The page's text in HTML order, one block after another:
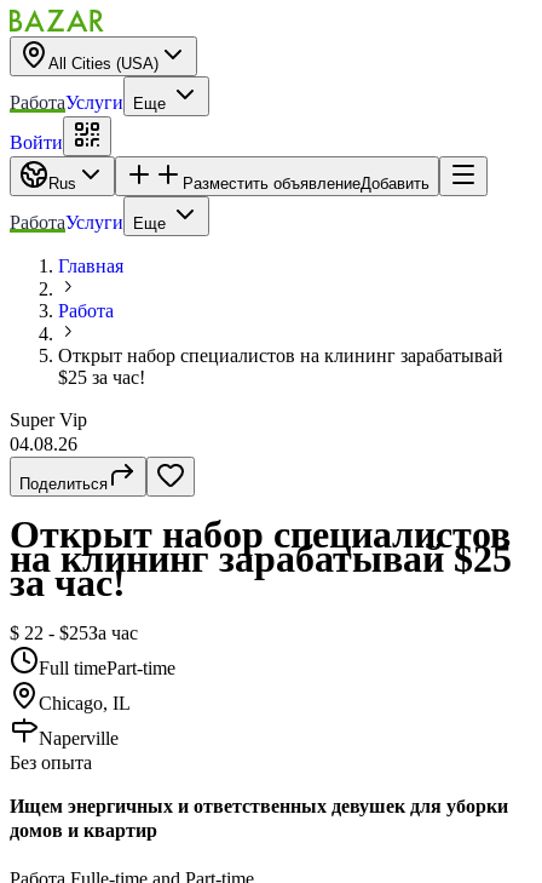
All Cities (USA)
РаботаУслуги Еще
Войти
Rus Разместить объявлениеДобавить
РаботаУслуги Еще
Главная
Работа
Открыт набор специалистов на клининг зарабатывай
$25 за час!
Super Vip
04.08.26
Поделиться
Открыт набор специалистов
на клининг зарабатывай $25
за час!
$ 22 - $25За час
Full timePart-time
Chicago, IL
Naperville
Без опыта
Ищем энергичных и ответственных девушек для уборки
домов и квартир
Работа Fulle-time and Part-time